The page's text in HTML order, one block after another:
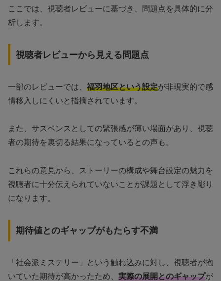
ここでは、視聴者レビューに基づき、問題点を具体的に分
析します。
視聴者レビューから見える問題点
一部のレビューでは、 福羽地区という設定が非現実的で感
情移入しにくいと指摘されています。
また、サスペンスとしての緊張感が薄い場面があり、視聴
者の期待を裏切る結果になっているとの声も。
これらの意見から、ストーリーの構成や舞台設定の魅力を
視聴者に十分伝えられていないことが課題として浮き彫り
になります。
期待値とのギャップがもたらす不満
「社会派ミステリー」という触れ込みに対し、視聴者が抱
いていた期待が高かったため、 実際の展開とのギャップが